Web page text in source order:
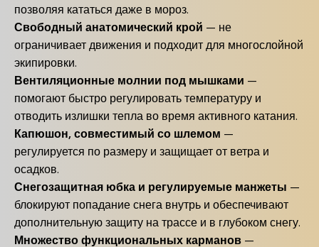
позволяя кататься даже в мороз.
Свободный анатомический крой — не
ограничивает движения и подходит для многослойной
экипировки.
Вентиляционные молнии под мышками —
помогают быстро регулировать температуру и
отводить излишки тепла во время активного катания.
Капюшон, совместимый со шлемом —
регулируется по размеру и защищает от ветра и
осадков.
Снегозащитная юбка и регулируемые манжеты —
блокируют попадание снега внутрь и обеспечивают
дополнительную защиту на трассе и в глубоком снегу.
Множество функциональных карманов —